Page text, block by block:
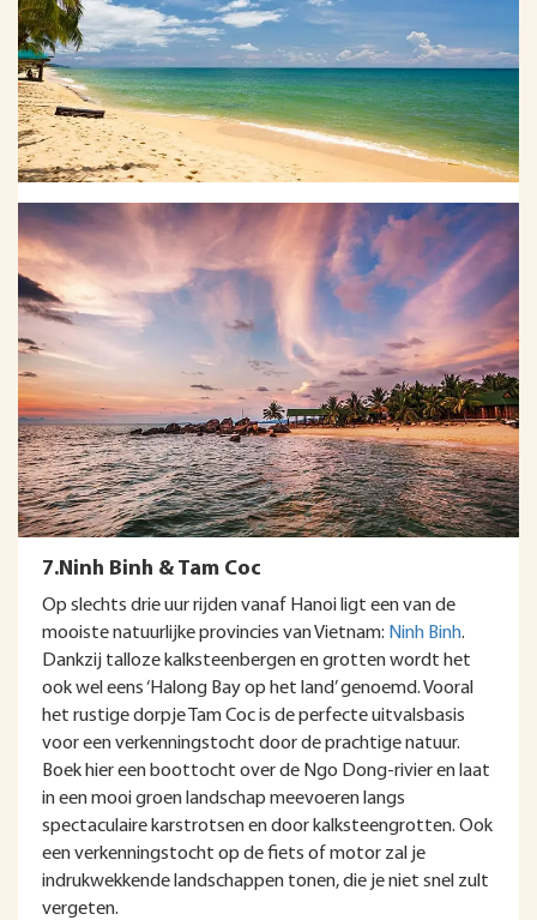
7.Ninh Binh & Tam Coc
Op slechts drie uur rijden vanaf Hanoi ligt een van de
mooiste natuurlijke provincies van Vietnam: Ninh Binh.
Dankzij talloze kalksteenbergen en grotten wordt het
ook wel eens ‘Halong Bay op het land’ genoemd. Vooral
het rustige dorpje Tam Coc is de perfecte uitvalsbasis
voor een verkenningstocht door de prachtige natuur.
Boek hier een boottocht over de Ngo Dong-rivier en laat
in een mooi groen landschap meevoeren langs
spectaculaire karstrotsen en door kalksteengrotten. Ook
een verkenningstocht op de fiets of motor zal je
indrukwekkende landschappen tonen, die je niet snel zult
vergeten.